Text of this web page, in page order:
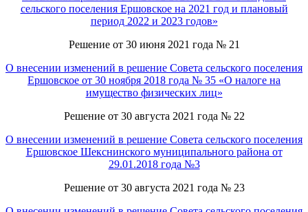
сельского поселения Ершовское на 2021 год и плановый
период 2022 и 2023 годов»
Решение от 30 июня 2021 года № 21
О внесении изменений в решение Совета сельского поселения
Ершовское от 30 ноября 2018 года № 35 «О налоге на
имущество физических лиц»
Решение от 30 августа 2021 года № 22
О внесении изменений в решение Совета сельского поселения
Ершовское Шекснинского муниципального района от
29.01.2018 года №3
Решение от 30 августа 2021 года № 23